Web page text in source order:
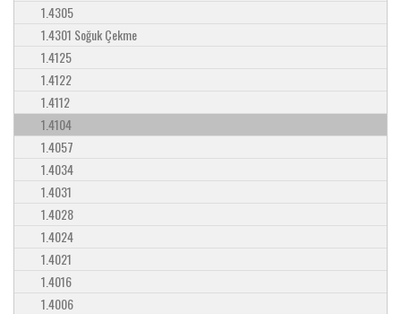
1.4305
1.4301 Soğuk Çekme
1.4125
1.4122
1.4112
1.4104
1.4057
1.4034
1.4031
1.4028
1.4024
1.4021
1.4016
1.4006